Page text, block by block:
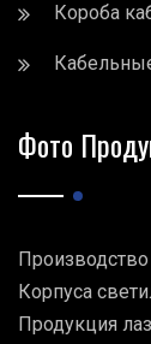
Короба
Фото
Корпуса
Продукция